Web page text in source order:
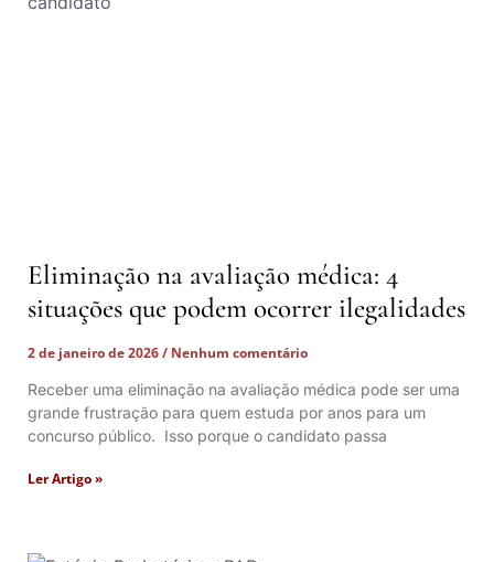
Eliminação na avaliação médica: 4
situações que podem ocorrer ilegalidades
2 de janeiro de 2026
Nenhum comentário
Receber uma eliminação na avaliação médica pode ser uma
grande frustração para quem estuda por anos para um
concurso público. Isso porque o candidato passa
Ler Artigo »